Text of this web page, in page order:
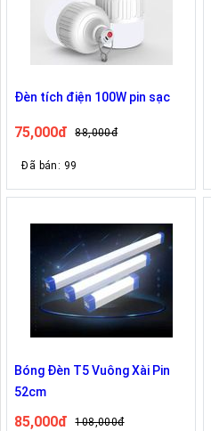
Đèn tích điện 100W pin sạc
75,000đ 88,000đ
Đã bán: 99
Bóng Đèn T5 Vuông Xài Pin
52cm
85,000đ 108,000đ